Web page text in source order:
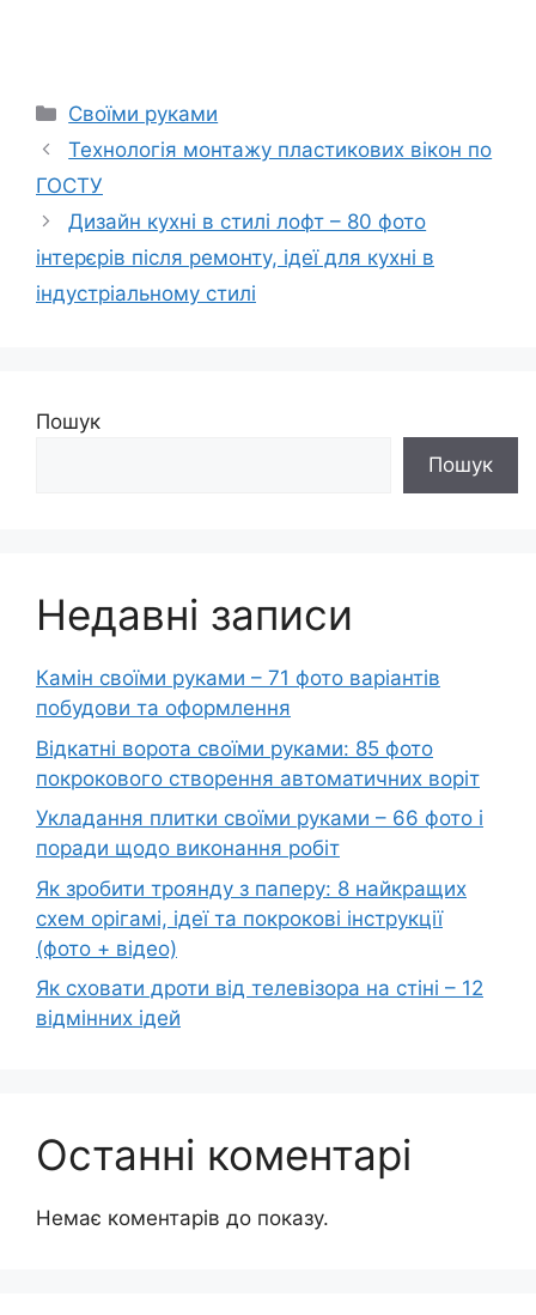
Категорії
Своїми руками
Технологія монтажу пластикових вікон по
ГОСТУ
Дизайн кухні в стилі лофт – 80 фото
інтерєрів після ремонту, ідеї для кухні в
індустріальному стилі
Пошук
Пошук
Недавні записи
Камін своїми руками – 71 фото варіантів
побудови та оформлення
Відкатні ворота своїми руками: 85 фото
покрокового створення автоматичних воріт
Укладання плитки своїми руками – 66 фото і
поради щодо виконання робіт
Як зробити троянду з паперу: 8 найкращих
схем орігамі, ідеї та покрокові інструкції
(фото + відео)
Як сховати дроти від телевізора на стіні – 12
відмінних ідей
Останні коментарі
Немає коментарів до показу.